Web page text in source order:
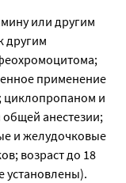
или другим
другим
применение
циклопропаном и
анестезии;
и желудочковые
возраст до 18
установлены).